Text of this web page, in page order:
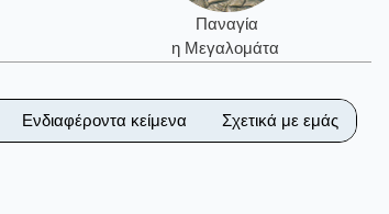
Παναγία
η Μεγαλομάτα
Ενδιαφέροντα κείμενα Σχετικά με εμάς